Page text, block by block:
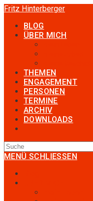
Fritz Hinterberger
BLOG
ÜBER MICH
THEMEN
ENGAGEMENT
PERSONEN
TERMINE
ARCHIV
DOWNLOADS
MENÜ SCHLIESSEN